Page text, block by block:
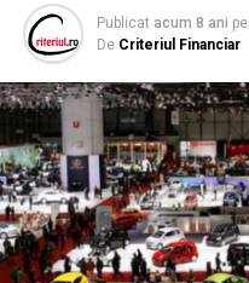
Publicat acum 8 ani pe
De Criteriul Financiar